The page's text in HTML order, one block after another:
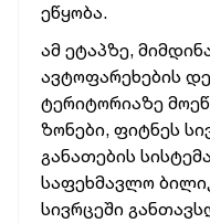
ეწყობა.
ამ ეტაპზე,
ავტოფარეხების
ტერიტორიაზე
ზონები, ფიტნეს
განათების
საფეხმავლო
სივრცეში